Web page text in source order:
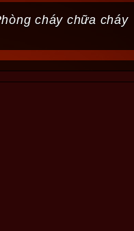
cháy chữa cháy